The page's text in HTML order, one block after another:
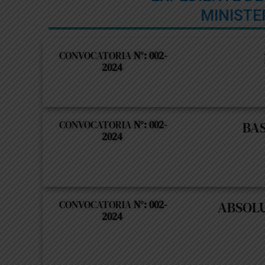
CONVOCATORIAN°: 002-
2024
CONVOCATORIA N°: 002-
2024
CONVOCATORIAN°: 002-
2024